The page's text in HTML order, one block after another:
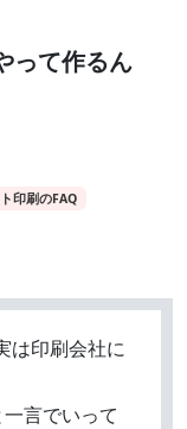
って作るん
印刷のFAQ
は印刷会社に
言でいって